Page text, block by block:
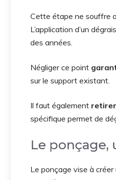
Cette étape ne souffre
L’application d’un
des années.
Négliger ce point
sur le support existant.
Il faut également
spécifique permet de
Le ponçage,
Le ponçage vise à